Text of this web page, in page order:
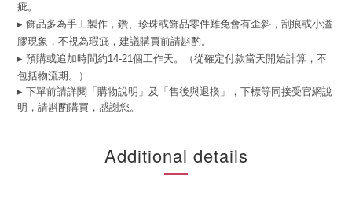
疵。
▸ 飾品多為手工製作，鑽、珍珠或飾品零件難免會有歪斜，刮痕或小溢
膠現象，不視為瑕疵，建議購買前請斟酌。
▸ 預購或追加時間約14-21個工作天。（從確定付款當天開始計算，不
包括物流期。）
▸ 下單前請詳閱「購物說明」及「售後與退換」，下標等同接受官網說
明，請斟酌購買，感謝您。
Additional details